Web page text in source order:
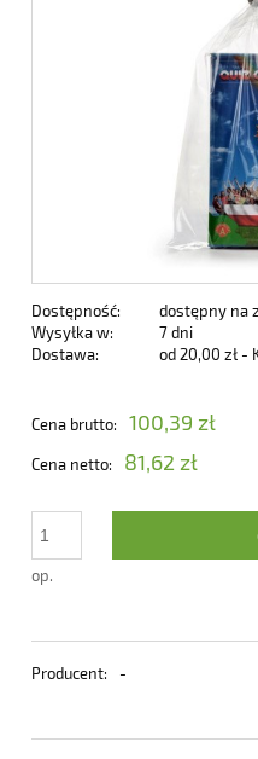
Dostępność:
dostępny na
Wysyłka w:
7 dni
Dostawa:
od 20,00 zł -
Cena nie zawiera
Cena brutto: 100,39 zł
Cena netto: 81,62 zł
op.
Producent: -